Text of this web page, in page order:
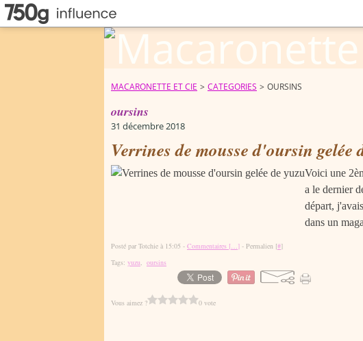
MACARONETTE ET CIE > CATEGORIES > OURSINS
oursins
31 décembre 2018
Verrines de mousse d'oursin gelée
Voici une
a le dernier
départ,
dans un
Posté par Totchie à 15:05 - Commentaires […] - Permalien [#]
Tags: yuzu, oursins
Vous aimez ? 0 vote